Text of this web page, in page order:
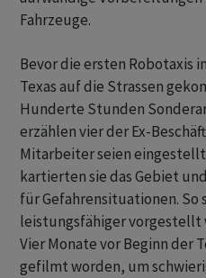
Fahrzeuge.
Bevor die ersten Robotaxis
Texas auf die Strassen
Hunderte Stunden
erzählen vier der Ex-
Mitarbeiter seien
kartierten sie das Gebiet
für Gefahrensituationen. So
leistungsfähiger vorgestellt
Vier Monate vor Beginn der
gefilmt worden, um